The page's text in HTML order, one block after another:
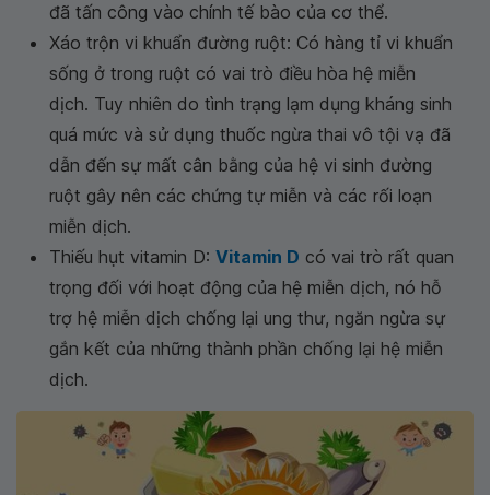
đã tấn công vào chính tế bào của cơ thể.
Xáo trộn vi khuẩn đường ruột: Có hàng tỉ vi khuẩn
sống ở trong ruột có vai trò điều hòa hệ miễn
dịch. Tuy nhiên do tình trạng lạm dụng kháng sinh
quá mức và sử dụng thuốc ngừa thai vô tội vạ đã
dẫn đến sự mất cân bằng của hệ vi sinh đường
ruột gây nên các chứng tự miễn và các rối loạn
miễn dịch.
Thiếu hụt vitamin D: Vitamin D có vai trò rất quan
trọng đối với hoạt động của hệ miễn dịch, nó hỗ
trợ hệ miễn dịch chống lại ung thư, ngăn ngừa sự
gắn kết của những thành phần chống lại hệ miễn
dịch.